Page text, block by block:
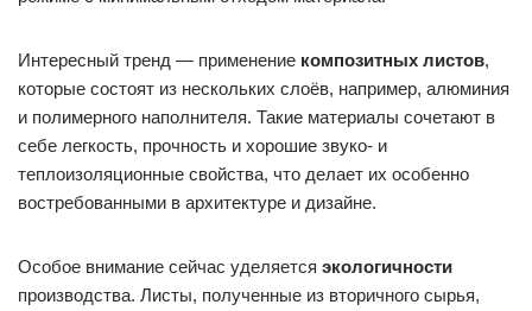
Интересный тренд — применение композитных листов,
которые состоят из нескольких слоёв, например, алюминия
и полимерного наполнителя. Такие материалы сочетают в
себе легкость, прочность и хорошие звуко- и
теплоизоляционные свойства, что делает их особенно
востребованными в архитектуре и дизайне.
Особое внимание сейчас уделяется экологичности
производства. Листы, полученные из вторичного сырья,